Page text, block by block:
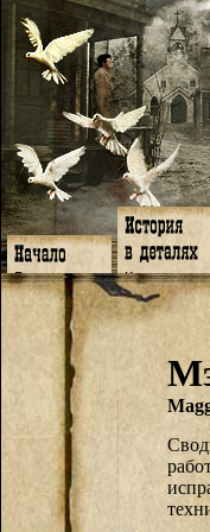
Главная
Программа
Форум
Facebook
Гостевая
Книги
Галереи
Музыка
Видео
Субтитры
Заметки
Мысли
Откровение